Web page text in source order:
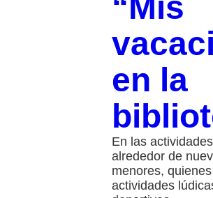
en la
En las
alrededor de
menores,
actividades